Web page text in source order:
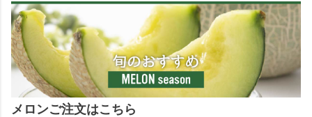
メロンご注文はこちら